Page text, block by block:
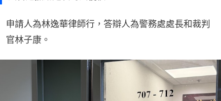
申請人為林逸華律師行，答辯人為警務處處長和裁判
官林子康。